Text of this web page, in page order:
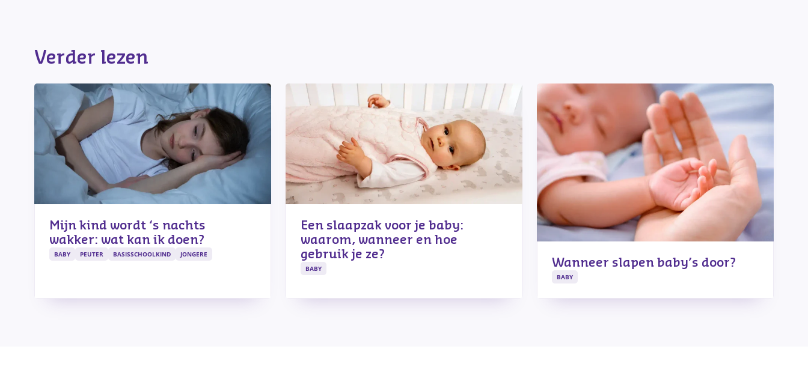
Verder lezen
Mijn kind wordt ‘s nachts
wakker: wat kan ik doen?
BABY PEUTER BASISSCHOOLKIND JONGERE
Een slaapzak voor je baby:
waarom, wanneer en hoe
gebruik je ze?
BABY Wanneer slapen baby’s door?
BABY